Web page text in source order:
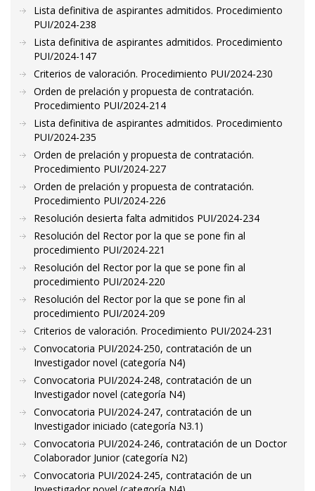
Lista definitiva de aspirantes admitidos. Procedimiento
PUI/2024-238
Lista definitiva de aspirantes admitidos. Procedimiento
PUI/2024-147
Criterios de valoración. Procedimiento PUI/2024-230
Orden de prelación y propuesta de contratación.
Procedimiento PUI/2024-214
Lista definitiva de aspirantes admitidos. Procedimiento
PUI/2024-235
Orden de prelación y propuesta de contratación.
Procedimiento PUI/2024-227
Orden de prelación y propuesta de contratación.
Procedimiento PUI/2024-226
Resolución desierta falta admitidos PUI/2024-234
Resolución del Rector por la que se pone fin al
procedimiento PUI/2024-221
Resolución del Rector por la que se pone fin al
procedimiento PUI/2024-220
Resolución del Rector por la que se pone fin al
procedimiento PUI/2024-209
Criterios de valoración. Procedimiento PUI/2024-231
Convocatoria PUI/2024-250, contratación de un
Investigador novel (categoría N4)
Convocatoria PUI/2024-248, contratación de un
Investigador novel (categoría N4)
Convocatoria PUI/2024-247, contratación de un
Investigador iniciado (categoría N3.1)
Convocatoria PUI/2024-246, contratación de un Doctor
Colaborador Junior (categoría N2)
Convocatoria PUI/2024-245, contratación de un